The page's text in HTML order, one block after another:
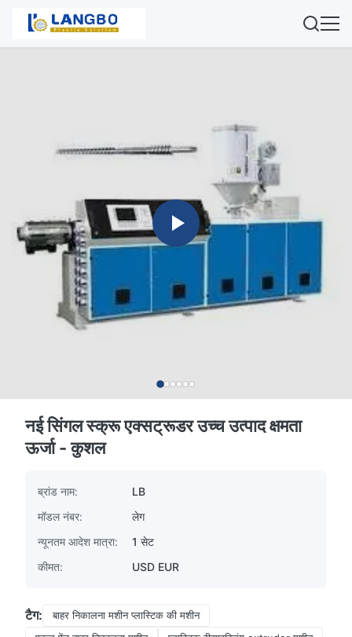
नई सिंगल स्क्रू एक्सट्रूडर उच्च उत्पाद क्षमता
ऊर्जा - कुशल
ब्रांड नाम:
LB
मॉडल नंबर:
लेग
न्यूनतम आदेश मात्रा:
1 सेट
कीमत:
USD EUR
टैग:
बाहर निकालना मशीन प्लास्टिक की मशीन